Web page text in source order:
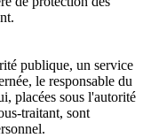
publique, un service
le responsable du
placées sous l'autorité
traitant, sont